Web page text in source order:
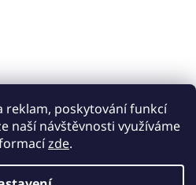
reklam, poskytování funkcí
naší návštěvnosti využíváme
zde.